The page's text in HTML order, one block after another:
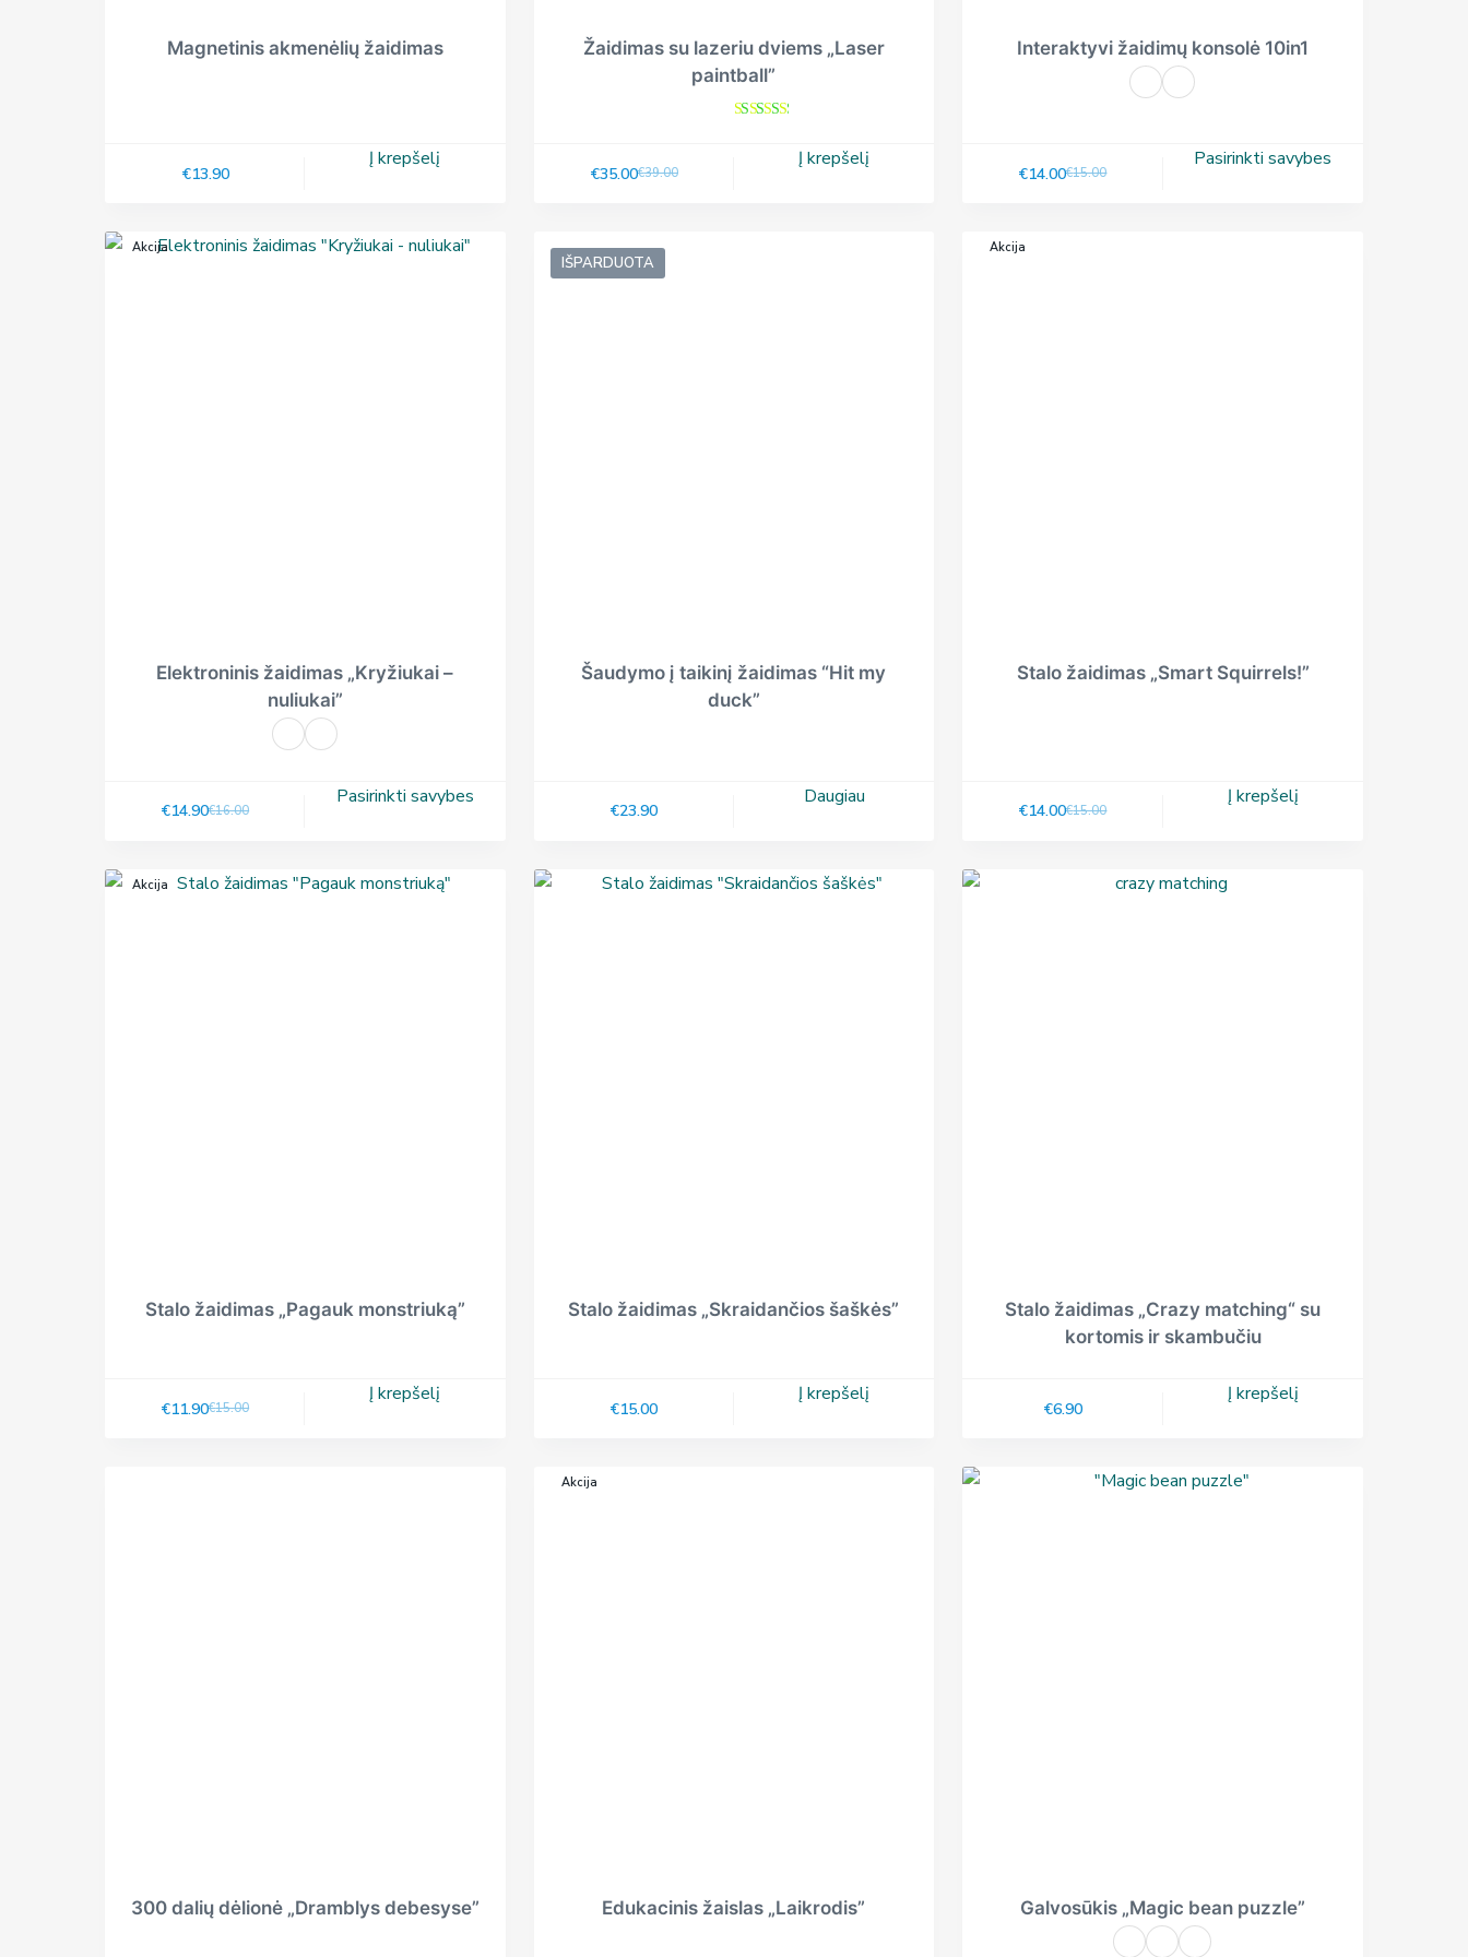
Magnetinis akmenėlių žaidimas
€13.90
Į krepšelį
Žaidimas su lazeriu dviems „Laser
paintball”
iš
€39.00
€35.00
Į krepšelį
Interaktyvi žaidimų konsolė 10in1
€15.00
€14.00
Pasirinkti savybes
Akcija
Elektroninis žaidimas „Kryžiukai –
nuliukai”
€16.00
€14.90
Pasirinkti savybes
IŠPARDUOTA
Šaudymo į taikinį žaidimas “Hit my
duck”
€23.90
Daugiau
Akcija
Stalo žaidimas „Smart Squirrels!”
€15.00
€14.00
Į krepšelį
Akcija
Stalo žaidimas „Pagauk monstriuką”
€15.00
€11.90
Į krepšelį
Stalo žaidimas „Skraidančios šaškės”
€15.00
Į krepšelį
Stalo žaidimas „Crazy matching“ su
kortomis ir skambučiu
€6.90
Į krepšelį
300 dalių dėlionė „Dramblys debesyse”
Akcija
Edukacinis žaislas „Laikrodis” Galvosūkis „Magic bean puzzle”